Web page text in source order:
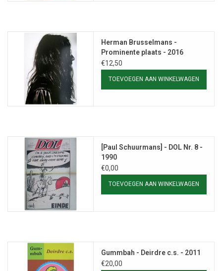
Herman Brusselmans -
Prominente plaats - 2016
€12,50
TOEVOEGEN AAN WINKELWAGEN
[Paul Schuurmans] - DOL Nr. 8 -
1990
€0,00
TOEVOEGEN AAN WINKELWAGEN
Gummbah - Deirdre c.s. - 2011
€20,00